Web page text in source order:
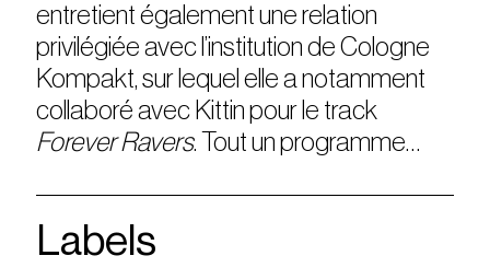
entretient également une relation
privilégiée avec l’institution de Cologne
Kompakt, sur lequel elle a notamment
collaboré avec Kittin pour le track
Forever Ravers. Tout un programme…
Labels